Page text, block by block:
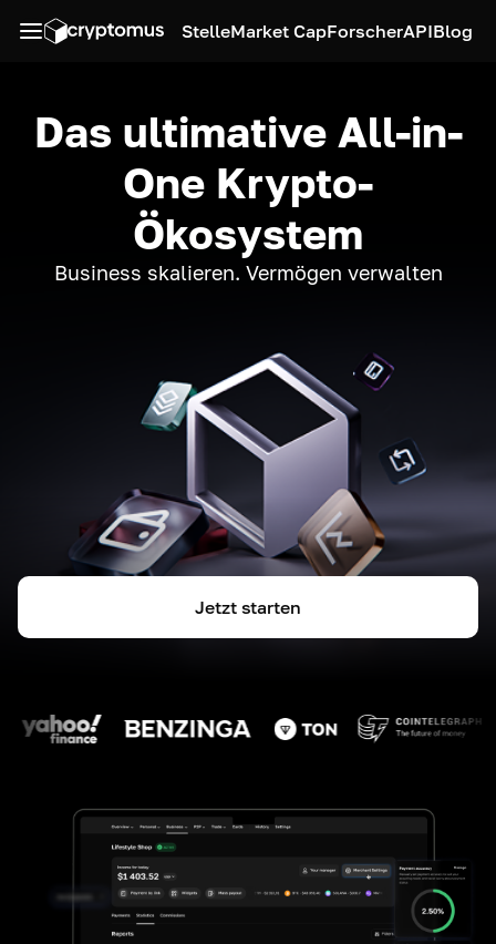
StelleMarket CapForscherAPIBlog
Das ultimative All-in-
One Krypto-
Ökosystem
Business skalieren. Vermögen verwalten
Jetzt starten